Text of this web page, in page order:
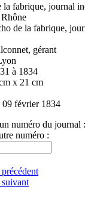
la fabrique, journal
de la fabrique,
gérant
à 1834
x 21 cm
09 février 1834
numéro du journal :
numéro :